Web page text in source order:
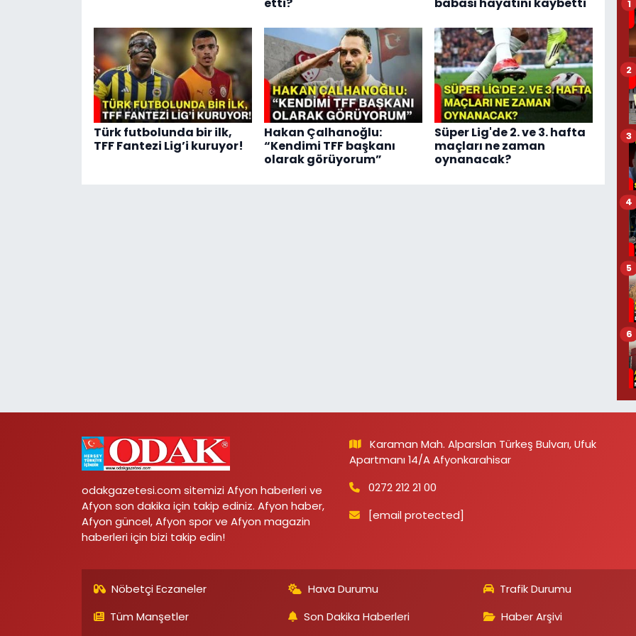
Türk futbolunda bir ilk,
TFF Fantezi Lig’i kuruyor!
Hakan Çalhanoğlu:
“Kendimi TFF başkanı
olarak görüyorum”
Süper Lig'de 2. ve 3. hafta
maçları ne zaman
oynanacak?
1
2
3
4
5
6
odakgazetesi.com sitemizi Afyon haberleri ve
Afyon son dakika için takip ediniz. Afyon haber,
Afyon güncel, Afyon spor ve Afyon magazin
haberleri için bizi takip edin!
Karaman Mah. Alparslan Türkeş Bulvarı, Ufuk
Apartmanı 14/A Afyonkarahisar
0272 212 21 00
[email protected]
Nöbetçi Eczaneler Hava Durumu Trafik Durumu
Tüm Manşetler
Son Dakika Haberleri Haber Arşivi